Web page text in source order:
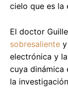
cielo que es la
El doctor
sobresaliente
electrónica y
cuya dinámica
la